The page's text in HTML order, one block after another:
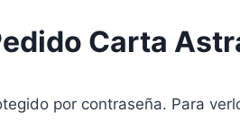
Carta
por contraseña. Para